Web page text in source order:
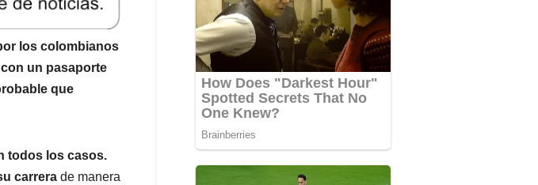
los colombianos
un pasaporte
que
todos los casos.
carrera de manera